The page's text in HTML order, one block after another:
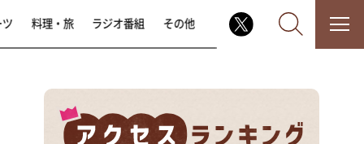
料理・旅 ラジオ番組 その他